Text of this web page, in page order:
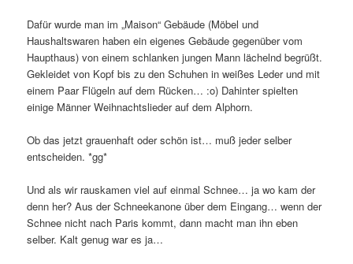
Dafür wurde man im „Maison“ Gebäude (Möbel und
Haushaltswaren haben ein eigenes Gebäude gegenüber vom
Haupthaus) von einem schlanken jungen Mann lächelnd begrüßt.
Gekleidet von Kopf bis zu den Schuhen in weißes Leder und mit
einem Paar Flügeln auf dem Rücken… :o) Dahinter spielten
einige Männer Weihnachtslieder auf dem Alphorn.
Ob das jetzt grauenhaft oder schön ist… muß jeder selber
entscheiden. *gg*
Und als wir rauskamen viel auf einmal Schnee… ja wo kam der
denn her? Aus der Schneekanone über dem Eingang… wenn der
Schnee nicht nach Paris kommt, dann macht man ihn eben
selber. Kalt genug war es ja…